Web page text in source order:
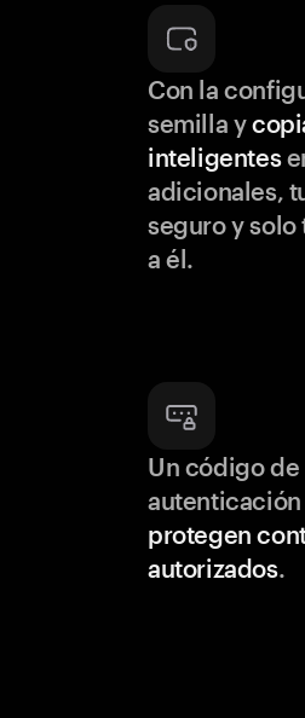
Con la
semilla y
inteligentes
adicionales,
seguro y
a él.
Un código de
protegen
autorizados.